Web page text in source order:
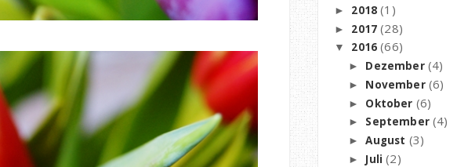
► 2018(1)
► 2017(28)
▼ 2016(66)
► Dezember (4)
► November (6)
► Oktober (6)
► September(4)
►August (3)
► Juli(2)